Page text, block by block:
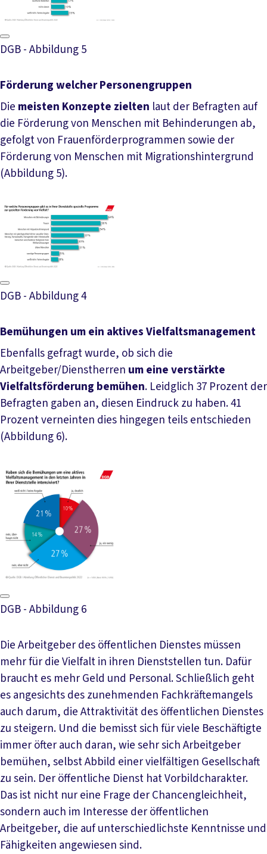
DGB - Abbildung 5
Förderung welcher Personengruppen
Die meisten Konzepte zielten laut der Befragten auf
die Förderung von Menschen mit Behinderungen ab,
gefolgt von Frauenförderprogrammen sowie der
Förderung von Menschen mit Migrationshintergrund
(Abbildung 5).
DGB - Abbildung 4
Bemühungen um ein aktives Vielfaltsmanagement
Ebenfalls gefragt wurde, ob sich die
Arbeitgeber/Dienstherren um eine verstärkte
Vielfaltsförderung bemühen. Leidglich 37 Prozent der
Befragten gaben an, diesen Eindruck zu haben. 41
Prozent verneinten dies hingegen teils entschieden
(Abbildung 6).
DGB - Abbildung 6
Die Arbeitgeber des öffentlichen Dienstes müssen
mehr für die Vielfalt in ihren Dienststellen tun. Dafür
braucht es mehr Geld und Personal. Schließlich geht
es angesichts des zunehmenden Fachkräftemangels
auch darum, die Attraktivität des öffentlichen Dienstes
zu steigern. Und die bemisst sich für viele Beschäftigte
immer öfter auch daran, wie sehr sich Arbeitgeber
bemühen, selbst Abbild einer vielfältigen Gesellschaft
zu sein. Der öffentliche Dienst hat Vorbildcharakter.
Das ist nicht nur eine Frage der Chancengleichheit,
sondern auch im Interesse der öffentlichen
Arbeitgeber, die auf unterschiedlichste Kenntnisse und
Fähigkeiten angewiesen sind.